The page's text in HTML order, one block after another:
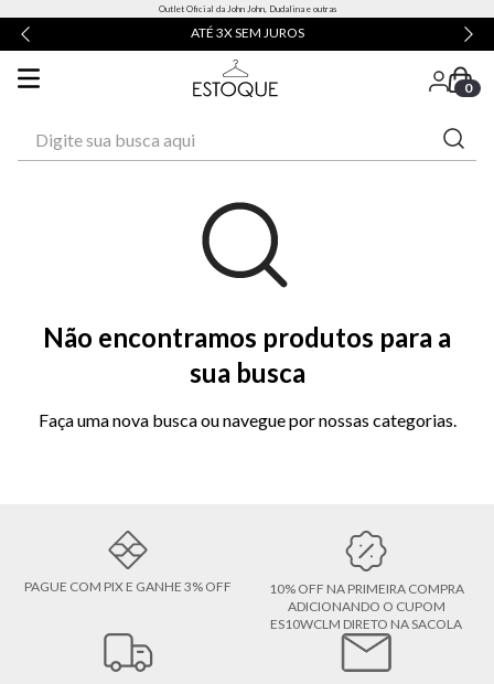
Outlet Oficial da John John, Dudalina e outras
ATÉ 3X SEM JUROS
0
Não encontramos produtos para a
sua busca
Faça uma nova busca ou navegue por nossas categorias.
PAGUE COM PIX E GANHE 3% OFF
10% OFF NA PRIMEIRA COMPRA
ADICIONANDO O CUPOM
ES10WCLM DIRETO NA SACOLA